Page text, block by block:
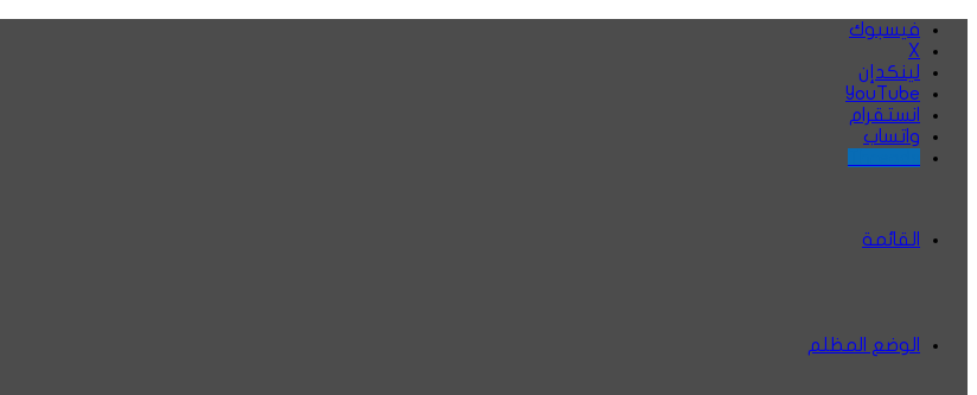
فيسبوك
‫X
لينكدإن
‫YouTube
انستقرام
واتساب
القائمة
الوضع المظلم